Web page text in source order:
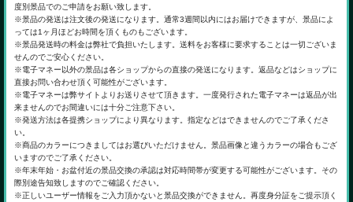
度別景品でのご申請をお願い致します。
※景品の発送は注文後の発送になります。通常3週間以内にはお届けできますが、景品によ
っては1ヶ月ほどお時間を頂くものもございます。
※景品発送時の料金は弊社で負担いたします。送料をお客様に要求することは一切ございま
せんのでご安心ください。
※電子マネー以外の景品は各ショップからの直接の発送になります。返品などはショップに
直接お問い合わせ頂く可能性がございます。
※電子マネーは弊サイトよりお送りさせて頂きます。一度発行された電子マネーは返品が出
来ませんのでお間違いには十分ご注意下さい。
※発送方法は各提携ショップにより異なります。指定などはできませんのでご了承くださ
い。
※商品のカラーにつきましてはお選びいただけません。景品画像と違うカラーの場合もござ
いますのでご了承ください。
※年末年始・お盆付近の景品交換の承認は対応時間帯が変更する可能性がございます。その
際別途告知致しますのでご確認ください。
※正しいユーザー情報をご入力頂かないと景品交換ができません。再度身分証をご提示頂く